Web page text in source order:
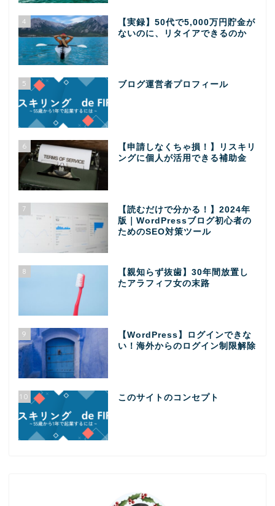
4
【実録】50代で5,000万円貯金が
ないのに、リタイアできるのか
5 ブログ運営者プロフィール
6
【申請しなくちゃ損！】リスキリ
ングに個人が活用できる補助金
7
【読むだけで分かる！】2024年
版｜WordPressブログ初心者の
ためのSEO対策ツール
8
【親知らず抜歯】30年間放置し
たアラフィフ女の末路
9
【WordPress】ログインできな
い！海外からのログイン制限解除
10 このサイトのコンセプト